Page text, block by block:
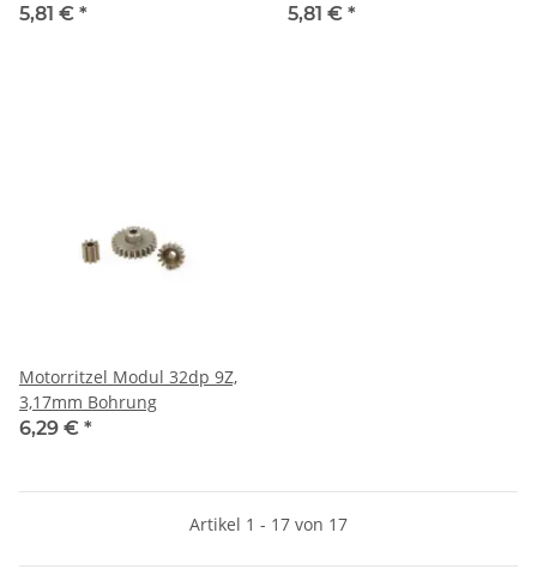
5,81 € *
5,81 € *
Motorritzel Modul 32dp 9Z,
3,17mm Bohrung
6,29 € *
Artikel 1 - 17 von 17